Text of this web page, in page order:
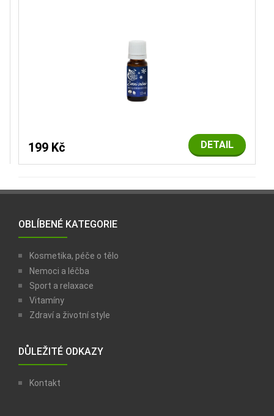
DETAIL
199 Kč
OBLÍBENÉ KATEGORIE
Kosmetika, péče o tělo
Nemoci a léčba
Sport a relaxace
Vitamíny
Zdraví a životní style
DŮLEŽITÉ ODKAZY
Kontakt